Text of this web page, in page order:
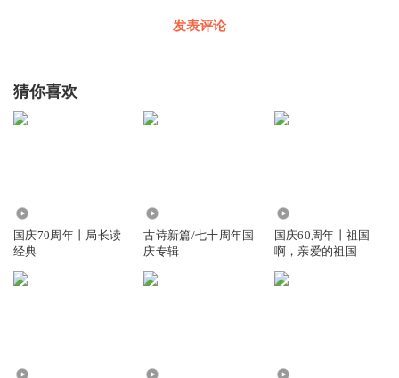
发表评论
猜你喜欢
国庆70周年丨局长读
经典
古诗新篇/七十周年国
庆专辑
国庆60周年丨祖国
啊，亲爱的祖国